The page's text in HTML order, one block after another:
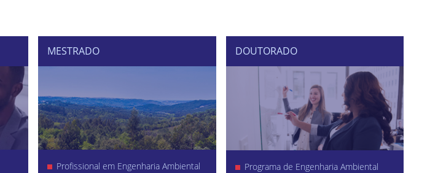
MESTRADO
Profissional em Engenharia Ambiental
DOUTORADO
Programa de Engenharia Ambiental